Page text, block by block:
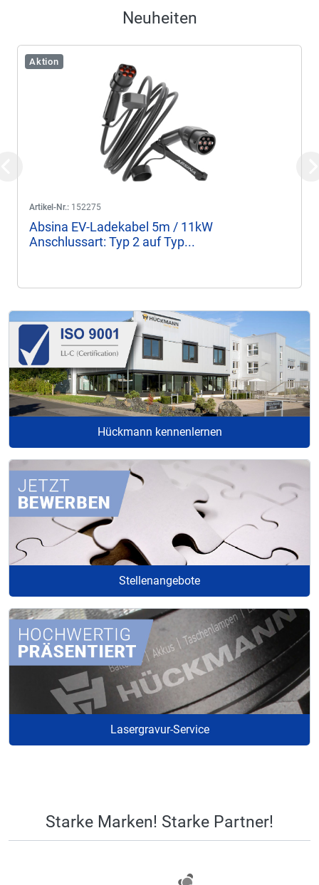
Neuheiten
Aktion
Artikel-Nr.: 152275
Absina EV-Ladekabel 5m / 11kW
Anschlussart: Typ 2 auf Typ...
Hückmann kennenlernen
Stellenangebote
Lasergravur-Service
Starke Marken! Starke Partner!